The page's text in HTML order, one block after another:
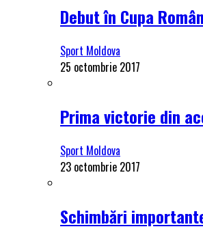
Debut în Cupa
Sport Moldova
25 octombrie 2017
Prima victorie din
Sport Moldova
23 octombrie 2017
Schimbări